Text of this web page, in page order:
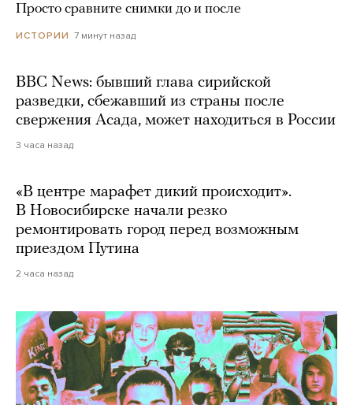
Просто сравните снимки до и после
ИСТОРИИ 7 минут назад
BBC News: бывший глава сирийской
разведки, сбежавший из страны после
свержения Асада, может находиться в России
3 часа назад
«В центре марафет дикий происходит».
В Новосибирске начали резко
ремонтировать город перед возможным
приездом Путина
2 часа назад